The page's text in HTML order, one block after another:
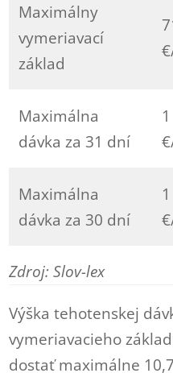
Maximálny
vymeriavací
základ
Maximálna
dávka za 31 dní
Maximálna
dávka za 30 dní
Zdroj: Slov-lex
Výška tehotenskej
vymeriavacieho
dostať maximálne